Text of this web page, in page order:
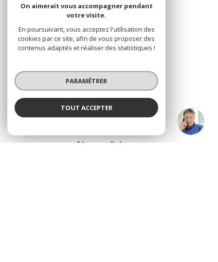
Agence Brussol
NOS RÉSEAUX
Nous adhérons
On aimerait vous accompagner pendant
votre visite.
En poursuivant, vous acceptez l'utilisation des
cookies par ce site, afin de vous proposer des
contenus adaptés et réaliser des statistiques !
PARAMÉTRER
TOUT ACCEPTER